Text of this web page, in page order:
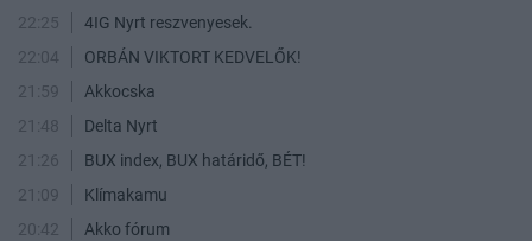
22:25
4IG Nyrt reszvenyesek.
22:04
ORBÁN VIKTORT KEDVELŐK!
21:59
Akkocska
21:48
Delta Nyrt
21:26
BUX index, BUX határidő, BÉT!
21:09
Klímakamu
20:42
Akko fórum